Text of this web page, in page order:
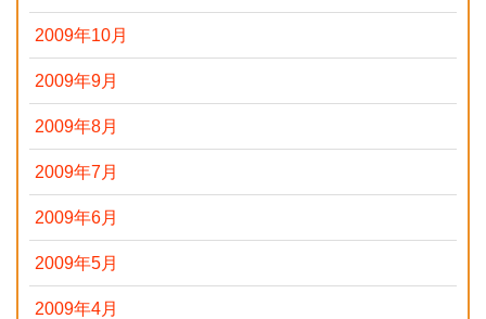
2009年10月
2009年9月
2009年8月
2009年7月
2009年6月
2009年5月
2009年4月